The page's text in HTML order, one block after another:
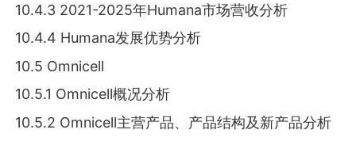
10.4.3 2021-2025年Humana市场营收分析
10.4.4 Humana发展优势分析
10.5 Omnicell
10.5.1 Omnicell概况分析
10.5.2 Omnicell主营产品、产品结构及新产品分析